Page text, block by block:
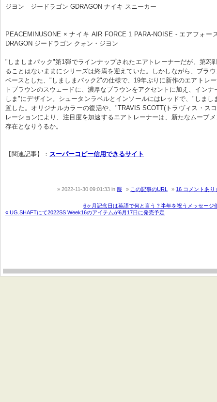
ジヨン　ジードラゴン GDRAGON ナイキ スニーカー
PEACEMINUSONE × ナイキ AIR FORCE 1 PARA-NOISE - エアフォー
DRAGON ジードラゴン クォン・ジヨン
"しましまパック"第1弾でラインナップされたエアトレーナーだが、第2
ることはないままにシリーズは終焉を迎えていた。しかしながら、ブラ
ベースとした、"しましまパック2"の仕様で、19年ぶりに新作のエアトレ
トブラウンのスウェードに、濃厚なブラウンをアクセントに加え、インナ
しま"にデザイン。シュータンラベルとインソールにはレッドで、"しまし
置した。オリジナルカラーの復活や、"TRAVIS SCOTT(トラヴィス・ス
レーションにより、注目度を加速するエアトレーナーは、新たなムーブ
存在となりうるか。
【関連記事】： スーパーコピー信用できるサイト
2022-11-30 09:01:33 in 服 この記事のURL 16 コメントあり
6ヶ月記念日は英語で何と言う？半年を祝うメッセージ
« UG.SHAFTにて2022SS Week16のアイテムが6月17日に発売予定